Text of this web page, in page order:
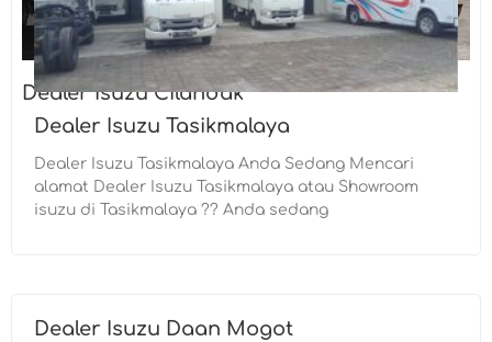
Dealer Isuzu Cilandak
Dealer Isuzu Tasikmalaya
Dealer Isuzu Tasikmalaya Anda Sedang Mencari
alamat Dealer Isuzu Tasikmalaya atau Showroom
isuzu di Tasikmalaya ?? Anda sedang
Dealer Isuzu Daan Mogot